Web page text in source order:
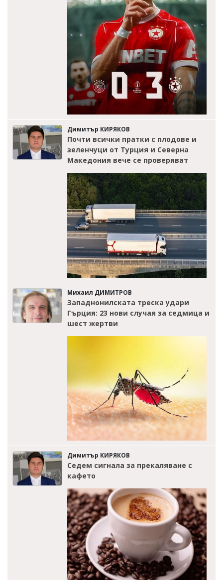
Димитър КИРЯКОВ
Почти всички пратки с плодове и
зеленчуци от Турция и Северна
Македония вече се проверяват
Михаил ДИМИТРОВ
Западнонилската треска удари
Гърция: 23 нови случая за седмица и
шест жертви
Димитър КИРЯКОВ
Седем сигнала за прекаляване с
кафето